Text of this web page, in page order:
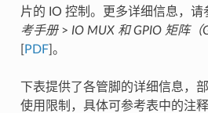
片的 IO 控制。更多详细信息，请
考手册> IO MUX 和 GPIO 矩阵（
PDF]。
下表提供了各管脚的详细信息，
使用限制，具体可参考表中的注释